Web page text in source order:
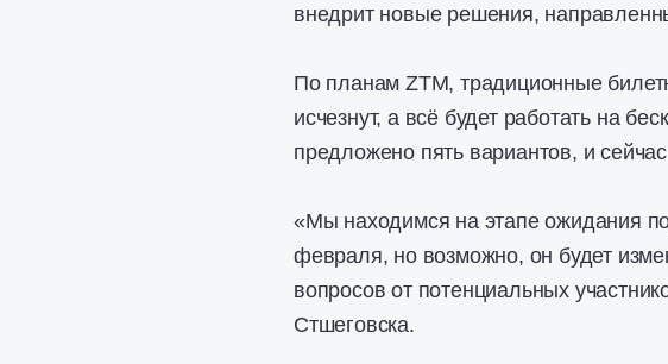
внедрит новые решения,
По планам ZTM, традиционные
исчезнут, а всё будет работать на
предложено пять вариантов, и
«Мы находимся на этапе ожидания
февраля, но возможно, он будет
вопросов от потенциальных
Стшеговска.